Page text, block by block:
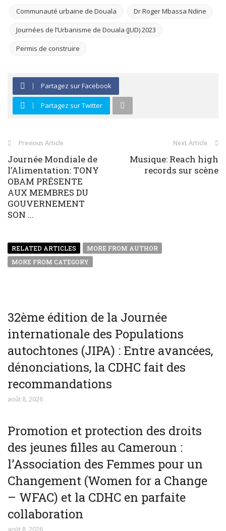
Communauté urbaine de Douala Dr Roger Mbassa Ndine
Journées de l’Urbanisme de Douala (JUD) 2023
Permis de construire
Partagez sur Facebook
Partagez sur Twitter
Previous Article
Journée Mondiale de
l’Alimentation: TONY
OBAM PRÉSENTE
AUX MEMBRES DU
GOUVERNEMENT
SON ...
Next Article
Musique: Reach high
records sur scène
RELATED ARTICLES
MORE FROM AUTHOR
MORE FROM CATEGORY
32ème édition de la Journée
internationale des Populations
autochtones (JIPA) : Entre avancées,
dénonciations, la CDHC fait des
recommandations
août 8, 2026
Promotion et protection des droits
des jeunes filles au Cameroun :
l’Association des Femmes pour un
Changement (Women for a Change
– WFAC) et la CDHC en parfaite
collaboration